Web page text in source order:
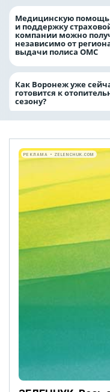
Медицинскую помощь
и поддержку
компании можно
независимо от
выдачи полиса ОМС
Как Воронеж уже
готовится к
сезону?
РЕКЛАМА • ZELENCHUK.COM